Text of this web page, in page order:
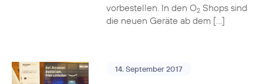
vorbestellen. In den O2Shops sind
die neuen Geräte ab dem […]
14. September 2017